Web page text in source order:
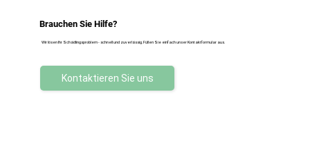
Brauchen Sie Hilfe?
Wir lösen Ihr Schädlingsproblem - schnell und zuverlässig. Füllen Sie einfach unser Kontaktformular aus.
Kontaktieren Sie uns